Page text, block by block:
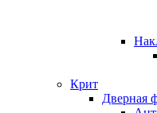
Крит
Дверная